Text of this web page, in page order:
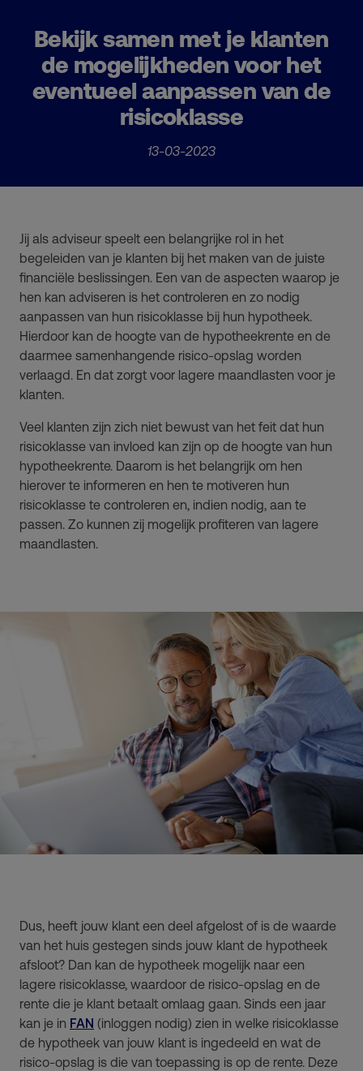
Bekijk samen met je klanten
de mogelijkheden voor het
eventueel aanpassen van de
risicoklasse
13-03-2023
Jij als adviseur speelt een belangrijke rol in het
begeleiden van je klanten bij het maken van de juiste
financiële beslissingen. Een van de aspecten waarop je
hen kan adviseren is het controleren en zo nodig
aanpassen van hun risicoklasse bij hun hypotheek.
Hierdoor kan de hoogte van de hypotheekrente en de
daarmee samenhangende risico-opslag worden
verlaagd. En dat zorgt voor lagere maandlasten voor je
klanten.
Veel klanten zijn zich niet bewust van het feit dat hun
risicoklasse van invloed kan zijn op de hoogte van hun
hypotheekrente. Daarom is het belangrijk om hen
hierover te informeren en hen te motiveren hun
risicoklasse te controleren en, indien nodig, aan te
passen. Zo kunnen zij mogelijk profiteren van lagere
maandlasten.
Dus, heeft jouw klant een deel afgelost of is de waarde
van het huis gestegen sinds jouw klant de hypotheek
afsloot? Dan kan de hypotheek mogelijk naar een
lagere risicoklasse, waardoor de risico-opslag en de
rente die je klant betaalt omlaag gaan. Sinds een jaar
kan je in FAN (inloggen nodig) zien in welke risicoklasse
de hypotheek van jouw klant is ingedeeld en wat de
risico-opslag is die van toepassing is op de rente. Deze